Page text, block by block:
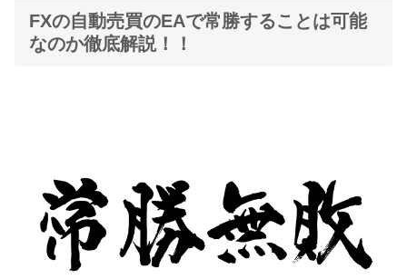
FXの自動売買のEAで常勝することは可能
なのか徹底解説！！